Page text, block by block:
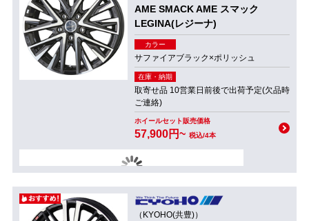
AME SMACK AME スマック
LEGINA(レジーナ)
カラー
サファイアブラック×ポリッシュ
在庫・納期
取寄せ品 10営業日前後で出荷予定(欠品時
ご連絡)
ホイールセット販売価格
57,900円~ 税込/4本
（KYOHO(共豊)）